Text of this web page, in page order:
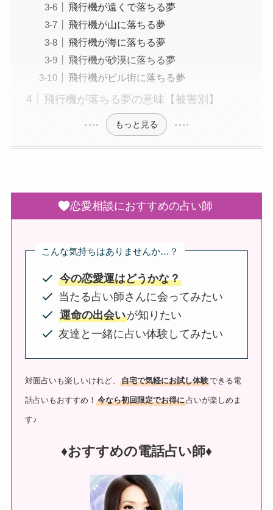
飛行機が遠くで落ちる夢
飛行機が山に落ちる夢
飛行機が海に落ちる夢
飛行機が砂漠に落ちる夢
飛行機がビル街に落ちる夢
飛行機が落ちる夢の意味【被害別】
もっと見る
恋愛相談におすすめの占い師
こんな気持ちはありませんか…？
今の恋愛運はどうかな？
当たる占い師さんに会ってみたい
運命の出会いが知りたい
友達と一緒に占い体験してみたい
対面占いも楽しいけれど、自宅で気軽にお試し体験できる電
話占いもおすすめ！今なら初回限定でお得に占いが楽しめま
す♪
♦︎おすすめの電話占い師♦︎